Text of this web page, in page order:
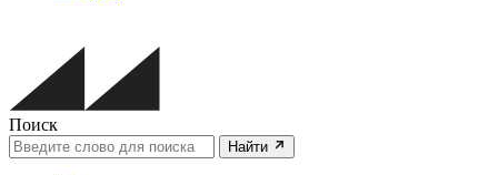
Поиск
Найти